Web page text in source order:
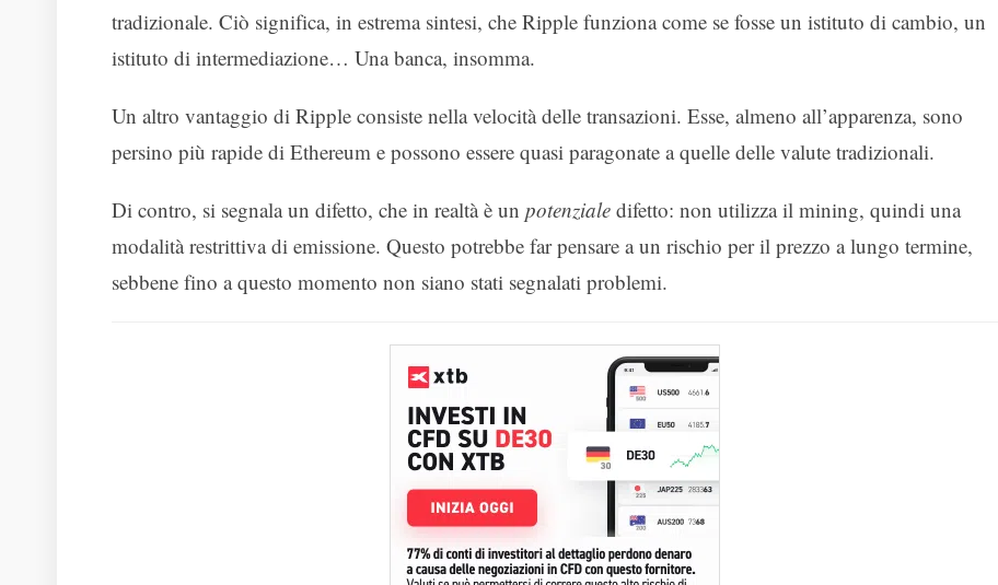
tradizionale. Ciò significa, in estrema sintesi, che Ripple funziona come se fosse un istituto di cambio, un
istituto di intermediazione… Una banca, insomma.
Un altro vantaggio di Ripple consiste nella velocità delle transazioni. Esse, almeno all’apparenza, sono
persino più rapide di Ethereum e possono essere quasi paragonate a quelle delle valute tradizionali.
Di contro, si segnala un difetto, che in realtà è un potenziale difetto: non utilizza il mining, quindi una
modalità restrittiva di emissione. Questo potrebbe far pensare a un rischio per il prezzo a lungo termine,
sebbene fino a questo momento non siano stati segnalati problemi.